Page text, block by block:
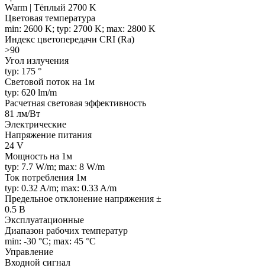
Warm | Тёплый 2700 K
Цветовая температура
min: 2600 K; typ: 2700 K; max: 2800 K
Индекс цветопередачи CRI (Ra)
>90
Угол излучения
typ: 175 °
Световой поток на 1м
typ: 620 lm/m
Расчетная световая эффективность
81 лм/Вт
Электрические
Напряжение питания
24 V
Мощность на 1м
typ: 7.7 W/m; max: 8 W/m
Ток потребления 1м
typ: 0.32 A/m; max: 0.33 A/m
Предельное отклонение напряжения ±
0.5 В
Эксплуатационные
Диапазон рабочих температур
min: -30 °C; max: 45 °C
Управление
Входной сигнал